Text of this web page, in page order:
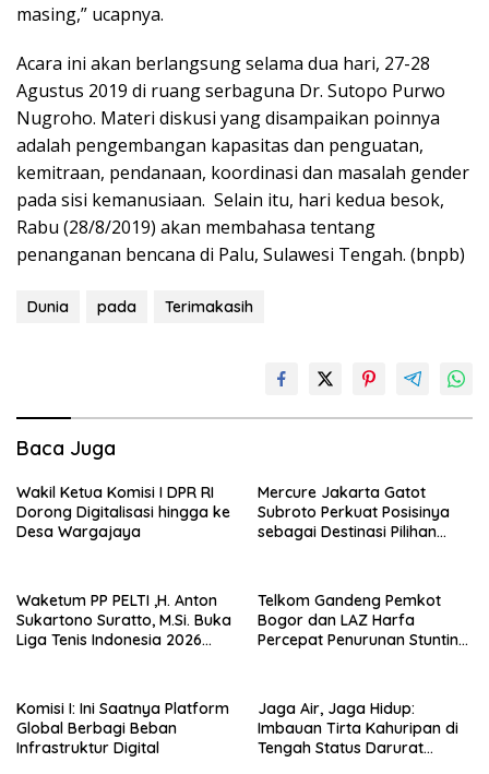
masing,” ucapnya.
Acara ini akan berlangsung selama dua hari, 27-28
Agustus 2019 di ruang serbaguna Dr. Sutopo Purwo
Nugroho. Materi diskusi yang disampaikan poinnya
adalah pengembangan kapasitas dan penguatan,
kemitraan, pendanaan, koordinasi dan masalah gender
pada sisi kemanusiaan. Selain itu, hari kedua besok,
Rabu (28/8/2019) akan membahasa tentang
penanganan bencana di Palu, Sulawesi Tengah. (bnpb)
Dunia pada Terimakasih
Baca Juga
Wakil Ketua Komisi I DPR RI
Dorong Digitalisasi hingga ke
Desa Wargajaya
Mercure Jakarta Gatot
Subroto Perkuat Posisinya
sebagai Destinasi Pilihan
Jakarta Selatan
Waketum PP PELTI ,H. Anton
Sukartono Suratto, M.Si. Buka
Liga Tenis Indonesia 2026
Telkom Gandeng Pemkot
Bogor dan LAZ Harfa
Percepat Penurunan Stunting
Komisi I: Ini Saatnya Platform
Global Berbagi Beban
Infrastruktur Digital
Jaga Air, Jaga Hidup:
Imbauan Tirta Kahuripan di
Tengah Status Darurat